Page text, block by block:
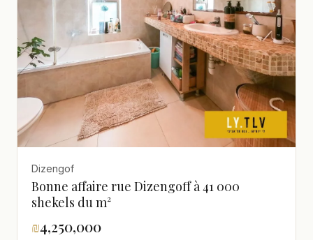
Dizengof
Bonne affaire rue Dizengoff à 41 000
shekels du m²
₪4,250,000